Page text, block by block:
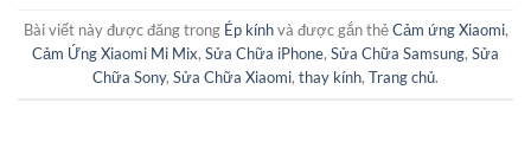
Bài viết này được đăng trong Ép kínhvà được gắn thẻCảm ứng Xiaomi,
Cảm Ứng Xiaomi Mi Mix, Sửa Chữa iPhone, Sửa Chữa Samsung, Sửa
Chữa Sony, Sửa Chữa Xiaomi, thay kính, Trang chủ.